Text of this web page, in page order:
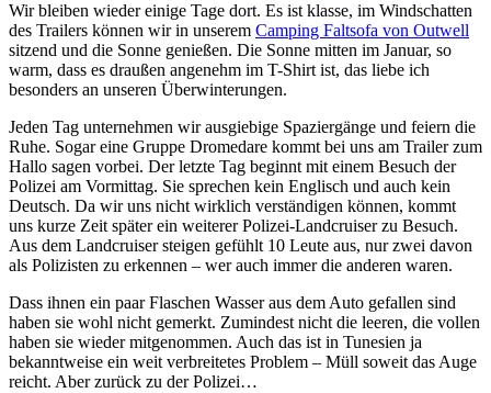
Wir bleiben wieder einige Tage dort. Es ist klasse, im Windschatten
des Trailers können wir in unserem Camping Faltsofa von Outwell
sitzend und die Sonne genießen. Die Sonne mitten im Januar, so
warm, dass es draußen angenehm im T-Shirt ist, das liebe ich
besonders an unseren Überwinterungen.
Jeden Tag unternehmen wir ausgiebige Spaziergänge und feiern die
Ruhe. Sogar eine Gruppe Dromedare kommt bei uns am Trailer zum
Hallo sagen vorbei. Der letzte Tag beginnt mit einem Besuch der
Polizei am Vormittag. Sie sprechen kein Englisch und auch kein
Deutsch. Da wir uns nicht wirklich verständigen können, kommt
uns kurze Zeit später ein weiterer Polizei-Landcruiser zu Besuch.
Aus dem Landcruiser steigen gefühlt 10 Leute aus, nur zwei davon
als Polizisten zu erkennen – wer auch immer die anderen waren.
Dass ihnen ein paar Flaschen Wasser aus dem Auto gefallen sind
haben sie wohl nicht gemerkt. Zumindest nicht die leeren, die vollen
haben sie wieder mitgenommen. Auch das ist in Tunesien ja
bekanntweise ein weit verbreitetes Problem – Müll soweit das Auge
reicht. Aber zurück zu der Polizei…